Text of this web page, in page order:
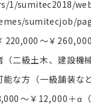
1/sumitec2018/
sumitecjob/
220,000 ～￥
二級土木、建設機
な方（一級舗装な
～￥12,000＋α（